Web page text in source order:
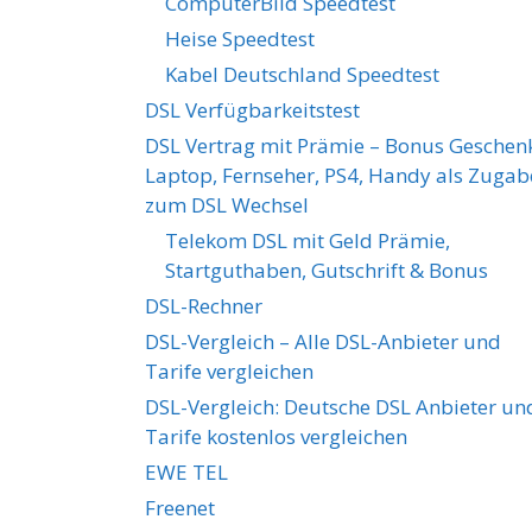
Heise Speedtest
Kabel Deutschland Speedtest
DSL Verfügbarkeitstest
DSL Vertrag mit Prämie – Bonus
Laptop, Fernseher, PS4, Handy als
zum DSL Wechsel
Telekom DSL mit Geld Prämie,
Startguthaben, Gutschrift & Bonus
DSL-Rechner
DSL-Vergleich – Alle DSL-Anbieter und
Tarife vergleichen
DSL-Vergleich: Deutsche DSL Anbieter
Tarife kostenlos vergleichen
EWE TEL
Freenet